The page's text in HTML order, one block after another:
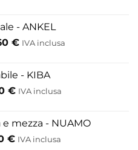
da
52,80 €
146,30 €
- ANKEL
€Fascia
da
200,60 €
609,60 €
IVA inclusa
- KIBA
€Fascia
da
417,30 €
IVA inclusa
mezza - NUAMO
€Fascia
IVA inclusa